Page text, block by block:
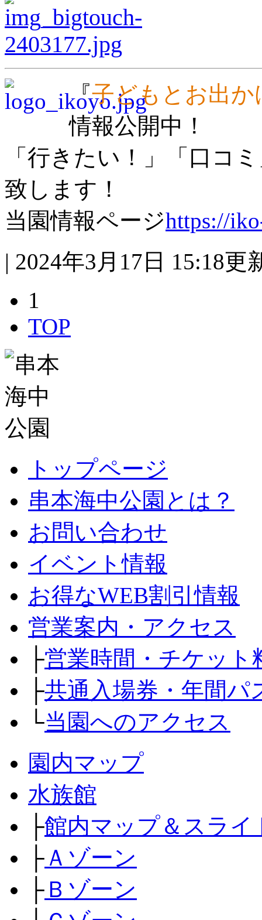
『子どもとお出
情報公開中！
「行きたい！」「口コ
致します！
当園情報ページhttps://
| 2024年3月17日 15:18
1
TOP
トップページ
串本海中公園とは？
お問い合わせ
イベント情報
お得なWEB割引情報
営業案内・アクセス
├営業時間・チケット
├共通入場券・年間パ
└当園へのアクセス
園内マップ
水族館
├館内マップ＆スライ
├ Ａゾーン
├ Ｂゾーン